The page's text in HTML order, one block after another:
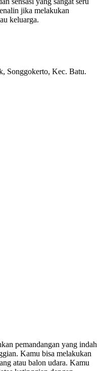
jika melakukan
keluarga.
Songgokerto, Kec. Batu.
pemandangan yang indah
Kamu bisa melakukan
atau balon udara. Kamu